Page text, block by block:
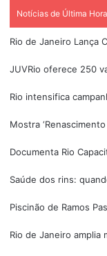
Notícias de Última Hora
Rio de Janeiro Lança
JUVRio oferece 250
Rio intensifica
Mostra
Documenta Rio
Saúde dos rins:
Piscinão de Ramos
Rio de Janeiro amplia